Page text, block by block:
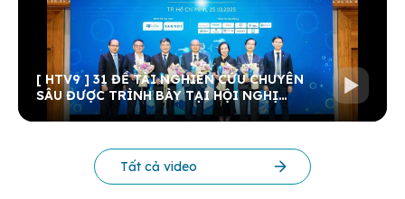
[ HTV9 ] 31 ĐỀ TÀI NGHIÊN CỨU CHUYÊN
SÂU ĐƯỢC TRÌNH BÀY TẠI HỘI NGHỊ
KHOA HỌC THƯỜNG NIÊN BV 2025
Tất cả video